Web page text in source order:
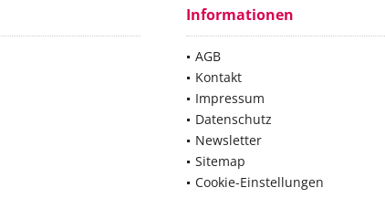
Informationen
AGB
Kontakt
Impressum
Datenschutz
Newsletter
Sitemap
Cookie-Einstellungen